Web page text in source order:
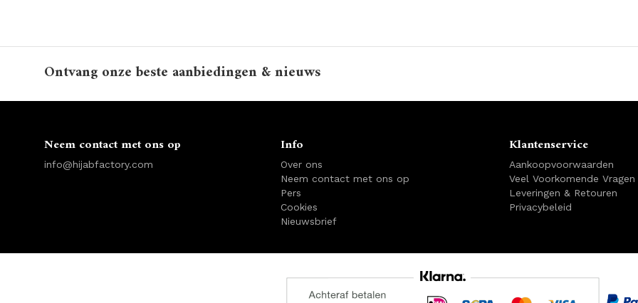
Ontvang onze beste aanbiedingen & nieuws
Neem contact met ons op
info@hijabfactory.com
Info
Over ons
Neem contact met ons op
Pers
Cookies
Nieuwsbrief
Klantenservice
Aankoopvoorwaarden
Veel Voorkomende Vragen
Leveringen & Retouren
Privacybeleid